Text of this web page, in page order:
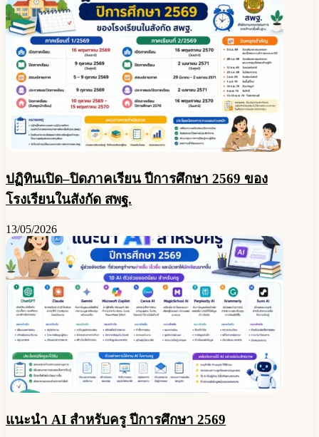
ปฏิทินเปิด–ปิดภาคเรียน ปีการศึกษา 2569 ของ
โรงเรียนในสังกัด สพฐ.
13/05/2026
แนะนำ AI สำหรับครู ปีการศึกษา 2569